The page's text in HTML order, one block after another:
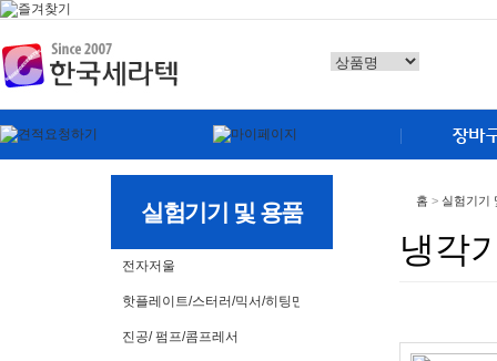
실험기기 및 용품
전자저울
핫플레이트/스터러/믹서/히팅맨틀
진공/ 펌프/콤프레서
홈 > 실험기기
냉각